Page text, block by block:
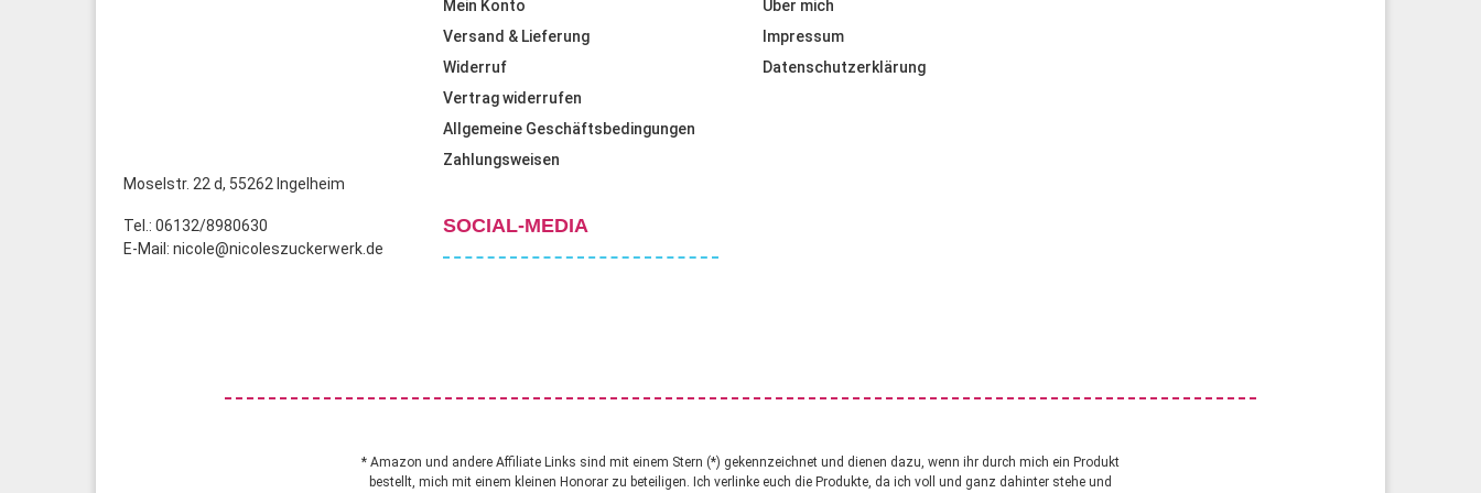
Moselstr. 22 d, 55262 Ingelheim
Tel.: 06132/8980630
E-Mail: nicole@nicoleszuckerwerk.de
Mein Konto
Versand & Lieferung
Widerruf
Vertrag widerrufen
Allgemeine Geschäftsbedingungen
Zahlungsweisen
SOCIAL-MEDIA
Über mich
Impressum
Datenschutzerklärung
* Amazon und andere Affiliate Links sind mit einem Stern (*) gekennzeichnet und dienen dazu, wenn ihr durch mich ein Produkt
bestellt, mich mit einem kleinen Honorar zu beteiligen. Ich verlinke euch die Produkte, da ich voll und ganz dahinter stehe und